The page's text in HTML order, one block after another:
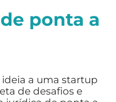
ponta a
a uma startup
de desafios e